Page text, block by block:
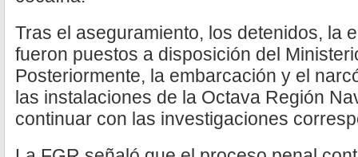
Tras el aseguramiento, los detenidos, la
fueron puestos a disposición del
Posteriormente, la embarcación y el
las instalaciones de la Octava Región
continuar con las investigaciones